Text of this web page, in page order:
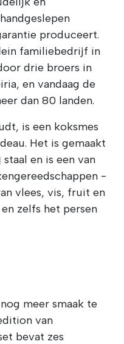
produceert.
familiebedrijf in
drie broers in
en vandaag de
dan 80 landen.
is een koksmes
Het is gemaakt
en is een van
-
vlees, vis, fruit en
zelfs het persen
meer smaak te
van
bevat zes